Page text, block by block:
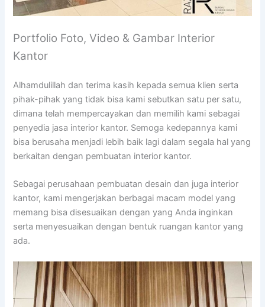
Portfolio Foto, Video & Gambar Interior
Kantor
Alhamdulillah dan terima kasih kepada semua klien serta
pihak-pihak yang tidak bisa kami sebutkan satu per satu,
dimana telah mempercayakan dan memilih kami sebagai
penyedia jasa interior kantor. Semoga kedepannya kami
bisa berusaha menjadi lebih baik lagi dalam segala hal yang
berkaitan dengan pembuatan interior kantor.
Sebagai perusahaan pembuatan desain dan juga interior
kantor, kami mengerjakan berbagai macam model yang
memang bisa disesuaikan dengan yang Anda inginkan
serta menyesuaikan dengan bentuk ruangan kantor yang
ada.